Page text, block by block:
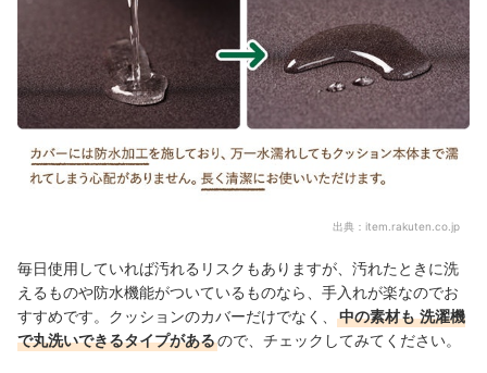
出典： item.rakuten.co.jp
毎日使用していれば汚れるリスクもありますが、汚れたときに洗
えるものや防水機能がついているものなら、手入れが楽なのでお
すすめです。クッションのカバーだけでなく、
中の素材も 洗濯機
で丸洗いできるタイプがあるので、チェックしてみてください。